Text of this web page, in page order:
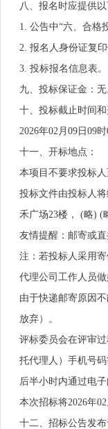
八、报名时应提供
1. 公告中“六、合格
2. 报名人身份证复
3. 投标报名信息表。
九、投标保证金：无
十、投标截止时间和
2026年02月09日09时
十一、开标地点：
本项目不要求投标
投标文件由投标人
禾广场23楼， (略) (
友情提醒：邮寄或
注：若投标人采用
代理公司工作人员
由于快递邮寄原因
放弃）。
评标委员会在评审
托代理人）手机号
后半小时内通过电
本次招标将2026年
十二、招标公告发布